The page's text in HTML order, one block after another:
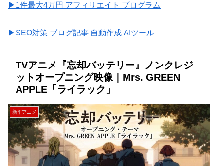
▶1件最大4万円 アフィリエイト プログラム
▶SEO対策 ブログ記事 自動作成 AIツール
TVアニメ『忘却バッテリー』ノンクレジ
ットオープニング映像｜Mrs. GREEN
APPLE「ライラック」
新作アニメ